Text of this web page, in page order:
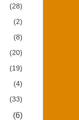
(28)
(2)
(8)
(20)
(19)
(4)
(33)
(6)